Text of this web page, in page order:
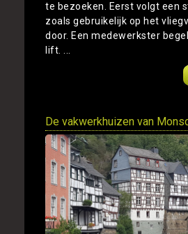
te bezoeken. Eerst volgt een
zoals gebruikelijk op het
door. Een medewerkster
lift. ...
De vakwerkhuizen van